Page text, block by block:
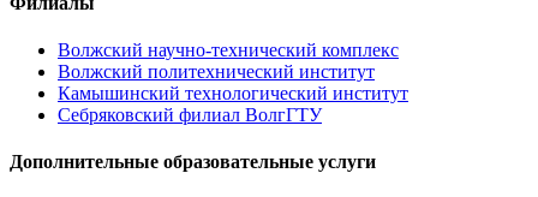
Волжский научно-технический комплекс
Волжский политехнический институт
Камышинский технологический институт
Себряковский филиал ВолгГТУ
Дополнительные образовательные услуги